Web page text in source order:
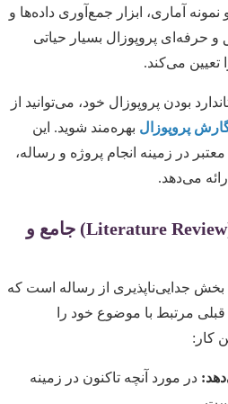
آماری، ابزار جمع‌آوری داده‌ها و
حرفه‌ای پروپوزال بسیار حیاتی
تعیین می‌کند.
بودن پروپوزال خود، می‌توانید از
پروپوزال بهره‌مند شوید. این
در زمینه انجام پروژه و رساله،
می‌دهد.
گام دوم: مرور ادبیات (Literature Review) جامع و
بخش جدایی‌ناپذیری از رساله است که
مرتبط با موضوع خود را
کار:
در مورد آنچه تاکنون در زمینه